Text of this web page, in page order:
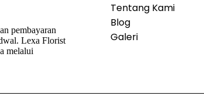
pembayaran
Lexa Florist
melalui
Tentang Kami
Blog
Galeri